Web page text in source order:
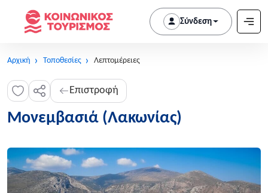
Σύνδεση
Αρχική Τοποθεσίες Λεπτομέρειες
Μονεμβασιά (Λακωνίας)
Επιστροφή